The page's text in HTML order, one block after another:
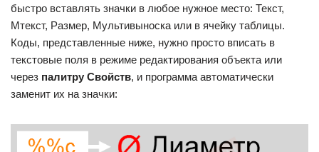
быстро вставлять значки в любое нужное место: Текст,
Мтекст, Размер, Мультивыноска или в ячейку таблицы.
Коды, представленные ниже, нужно просто вписать в
текстовые поля в режиме редактирования объекта или
через палитру Свойств, и программа автоматически
заменит их на значки: